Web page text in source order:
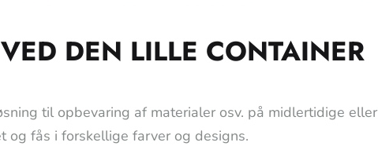
DEN LILLE CONTAINER
til opbevaring af materialer osv. på midlertidige
og fås i forskellige farver og designs.